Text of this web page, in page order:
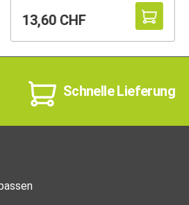
13,60 CHF
Schnelle Lieferung